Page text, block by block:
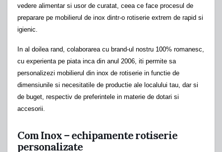
vedere alimentar si usor de curatat, ceea ce face procesul de
preparare pe mobilierul de inox dintr-o rotiserie extrem de rapid si
igienic.
In al doilea rand, colaborarea cu brand-ul nostru 100% romanesc,
cu experienta pe piata inca din anul 2006, iti permite sa
personalizezi mobilierul din inox de rotiserie in functie de
dimensiunile si necesitatile de productie ale localului tau, dar si
de buget, respectiv de preferintele in materie de dotari si
accesorii.
Com Inox – echipamente rotiserie
personalizate